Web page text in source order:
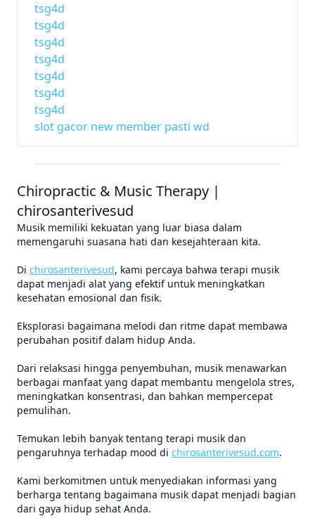
tsg4d
tsg4d
tsg4d
tsg4d
tsg4d
tsg4d
tsg4d
slot gacor new member pasti wd
Chiropractic & Music Therapy |
chirosanterivesud
Musik memiliki kekuatan yang luar biasa dalam
memengaruhi suasana hati dan kesejahteraan kita.
Di chirosanterivesud, kami percaya bahwa terapi musik
dapat menjadi alat yang efektif untuk meningkatkan
kesehatan emosional dan fisik.
Eksplorasi bagaimana melodi dan ritme dapat membawa
perubahan positif dalam hidup Anda.
Dari relaksasi hingga penyembuhan, musik menawarkan
berbagai manfaat yang dapat membantu mengelola stres,
meningkatkan konsentrasi, dan bahkan mempercepat
pemulihan.
Temukan lebih banyak tentang terapi musik dan
pengaruhnya terhadap mood di chirosanterivesud.com.
Kami berkomitmen untuk menyediakan informasi yang
berharga tentang bagaimana musik dapat menjadi bagian
dari gaya hidup sehat Anda.